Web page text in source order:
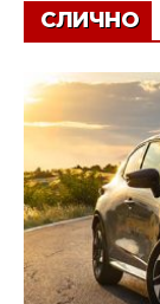
СЛИЧНО